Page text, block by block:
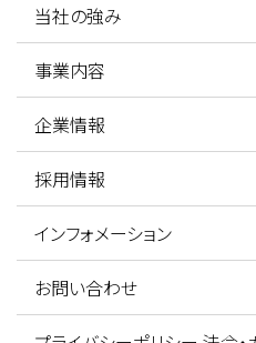
当社の強み
事業内容
企業情報
採用情報
インフォメーション
お問い合わせ